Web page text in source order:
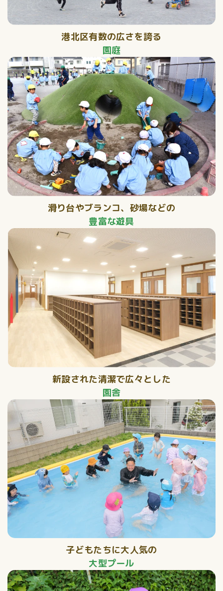
港北区有数の広さを誇る
園庭
滑り台やブランコ、砂場などの
豊富な遊具
新設された清潔で広々とした
園舎
子どもたちに大人気の
大型プール